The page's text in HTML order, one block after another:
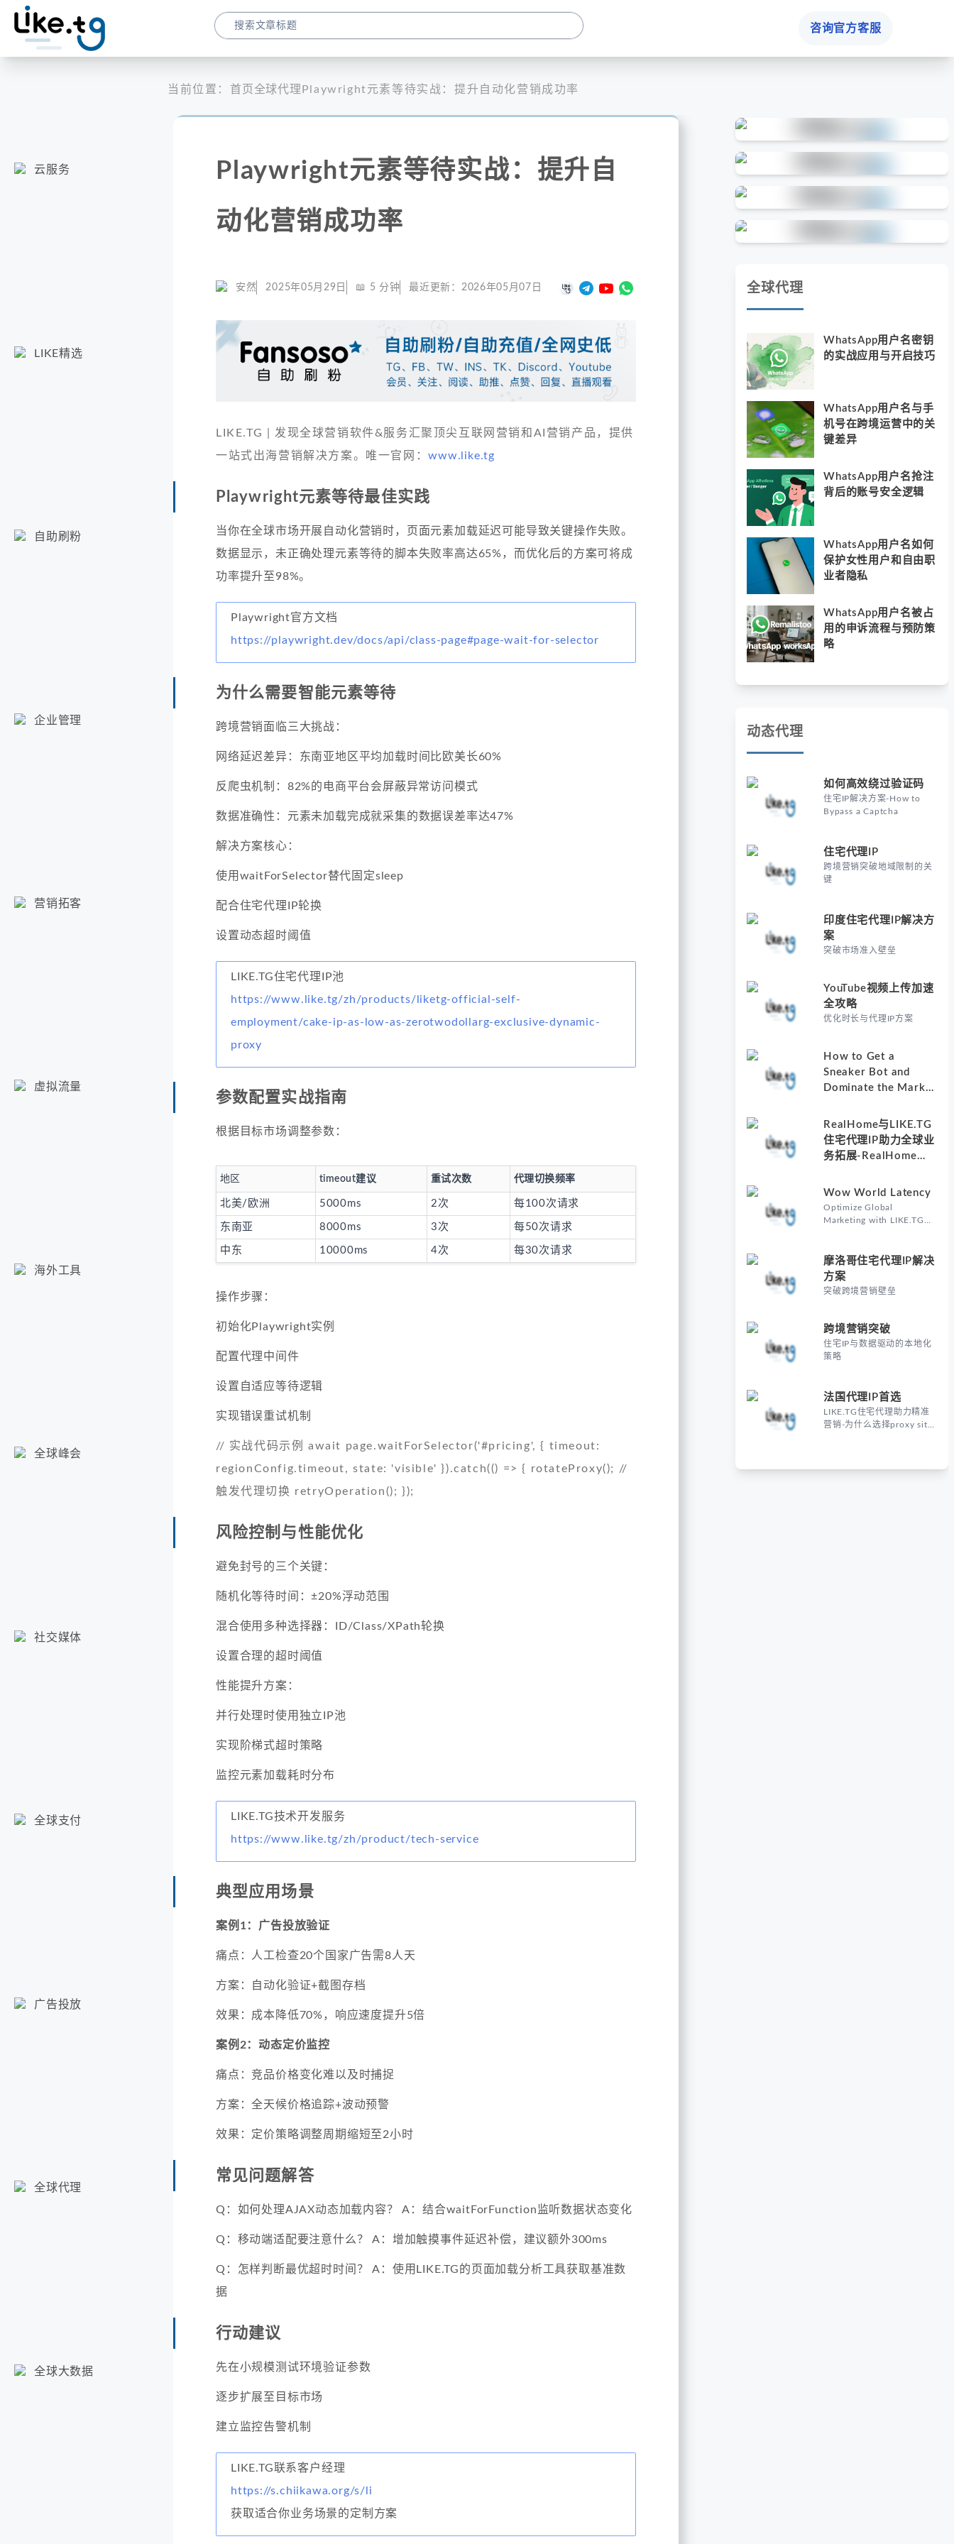
咨询官方客服
云服务
LIKE精选
自助刷粉
企业管理
营销拓客
虚拟流量
海外工具
全球峰会
社交媒体
全球支付
广告投放
全球代理
全球大数据
当前位置： 首页全球代理 Playwright元素等待实战：提升自动化营销成功率
Playwright元素等待实战：提升自
动化营销成功率
安然 2025年05月29日 📖 5 分钟 最近更新： 2026年05月07日
LIKE.TG | 发现全球营销软件&服务汇聚顶尖互联网营销和AI营销产品，提供
一站式出海营销解决方案。唯一官网：www.like.tg
Playwright元素等待最佳实践
当你在全球市场开展自动化营销时，页面元素加载延迟可能导致关键操作失败。
数据显示，未正确处理元素等待的脚本失败率高达65%，而优化后的方案可将成
功率提升至98%。
Playwright官方文档
https://playwright.dev/docs/api/class-page#page-wait-for-selector
为什么需要智能元素等待
跨境营销面临三大挑战：
网络延迟差异：东南亚地区平均加载时间比欧美长60%
反爬虫机制：82%的电商平台会屏蔽异常访问模式
数据准确性：元素未加载完成就采集的数据误差率达47%
解决方案核心：
使用waitForSelector替代固定sleep
配合住宅代理IP轮换
设置动态超时阈值
LIKE.TG住宅代理IP池
https://www.like.tg/zh/products/liketg-official-self-
employment/cake-ip-as-low-as-zerotwodollarg-exclusive-dynamic-
proxy
参数配置实战指南
根据目标市场调整参数：
地区 timeout建议 重试次数 代理切换频率
北美/欧洲 5000ms 2次 每100次请求
东南亚 8000ms 3次 每50次请求
中东 10000ms 4次 每30次请求
操作步骤：
初始化Playwright实例
配置代理中间件
设置自适应等待逻辑
实现错误重试机制
// 实战代码示例 await page.waitForSelector('#pricing', { timeout:
regionConfig.timeout, state: 'visible' }).catch(() => { rotateProxy(); //
触发代理切换 retryOperation(); });
风险控制与性能优化
避免封号的三个关键：
随机化等待时间：±20%浮动范围
混合使用多种选择器：ID/Class/XPath轮换
设置合理的超时阈值
性能提升方案：
并行处理时使用独立IP池
实现阶梯式超时策略
监控元素加载耗时分布
LIKE.TG技术开发服务
https://www.like.tg/zh/product/tech-service
典型应用场景
案例1：广告投放验证
痛点：人工检查20个国家广告需8人天
方案：自动化验证+截图存档
效果：成本降低70%，响应速度提升5倍
案例2：动态定价监控
痛点：竞品价格变化难以及时捕捉
方案：全天候价格追踪+波动预警
效果：定价策略调整周期缩短至2小时
常见问题解答
Q：如何处理AJAX动态加载内容？ A：结合waitForFunction监听数据状态变化
Q：移动端适配要注意什么？ A：增加触摸事件延迟补偿，建议额外300ms
Q：怎样判断最优超时时间？ A：使用LIKE.TG的页面加载分析工具获取基准数
据
行动建议
先在小规模测试环境验证参数
逐步扩展至目标市场
建立监控告警机制
LIKE.TG联系客户经理
https://s.chiikawa.org/s/li
获取适合你业务场景的定制方案
全球代理
WhatsApp用户名密钥
的实战应用与开启技巧
WhatsApp用户名与手
机号在跨境运营中的关
键差异
WhatsApp用户名抢注
背后的账号安全逻辑
WhatsApp用户名如何
保护女性用户和自由职
业者隐私
WhatsApp用户名被占
用的申诉流程与预防策
略
动态代理
如何高效绕过验证码
住宅IP解决方案-How to
Bypass a Captcha
住宅代理IP
跨境营销突破地域限制的关
键
印度住宅代理IP解决方
案
突破市场准入壁垒
YouTube视频上传加速
全攻略
优化时长与代理IP方案
How to Get a
Sneaker Bot and
Dominate the Market
Proxies-Why
Understanding How
to Get a Sneaker Bot
RealHome与LIKE.TG
住宅代理IP助力全球业
务拓展-RealHome
Solutions Inc的核心价
值
Wow World Latency
Optimize Global
Marketing with LIKE.TG
Marketing
摩洛哥住宅代理IP解决
方案
突破跨境营销壁垒
跨境营销突破
住宅IP与数据驱动的本地化
策略
法国代理IP首选
LIKE.TG住宅代理助力精准
营销-为什么选择proxy site